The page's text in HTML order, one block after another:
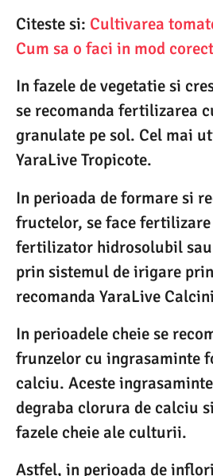
Citeste si: Cultivarea
Cum sa o faci in mod corect
In fazele de vegetatie si
se recomanda fertilizarea
granulate pe sol. Cel mai
YaraLive Tropicote.
In perioada de formare si
fructelor, se face
fertilizator hidrosolubil
prin sistemul de irigare
recomanda YaraLive
In perioadele cheie se
frunzelor cu ingrasaminte
calciu. Aceste
degraba clorura de calciu
fazele cheie ale culturii.
Astfel, in perioada de